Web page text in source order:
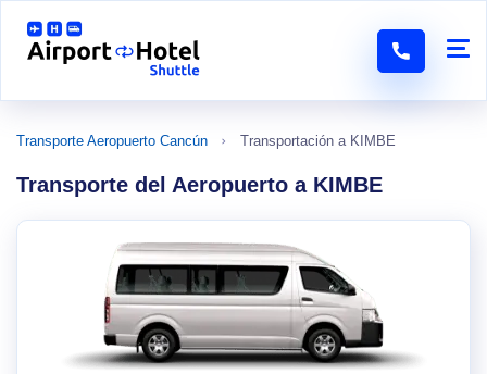
Transporte Aeropuerto Cancún Transportación a KIMBE
Transporte del Aeropuerto a KIMBE